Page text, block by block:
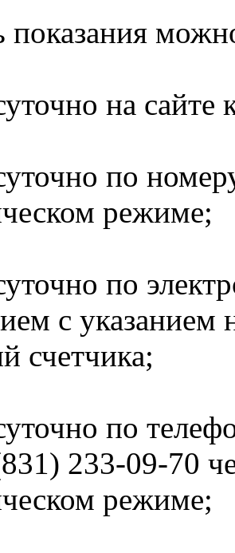
показания
на
по
режиме;
по
с указанием
счетчика;
по
233-09-70
режиме;